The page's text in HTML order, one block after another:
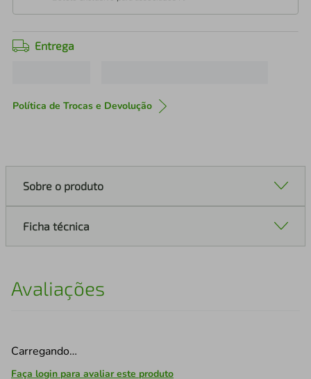
Entrega
Política de Trocas e Devolução
Sobre o produto
Ficha técnica
Avaliações
Carregando…
Faça login para avaliar este produto